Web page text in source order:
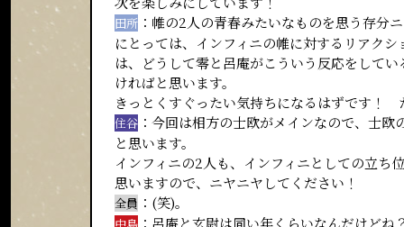
田所 ：帷の2人の青春みたいなものを思う存分
にとっては、インフィニの帷に対するリアク
は、どうして零と呂庵がこういう反応をして
ければと思います。
きっとくすぐったい気持ちになるはずです！
住谷 ：今回は相方の士欧がメインなので、士
と思います。
インフィニの2人も、インフィニとしての立
思いますので、ニヤニヤしてください！
全員 ：(笑)。
：呂庵と玄尉は同い年くらいなんだけどね